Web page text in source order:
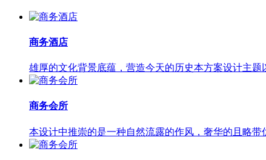
商务酒店
雄厚的文化背景底蕴，营造今天的历史本方案设计主题
商务会所
本设计中推崇的是一种自然流露的作风，奢华的且略